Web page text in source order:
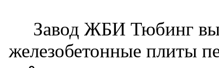
Завод ЖБИ Тюбинг
железобетонные плиты